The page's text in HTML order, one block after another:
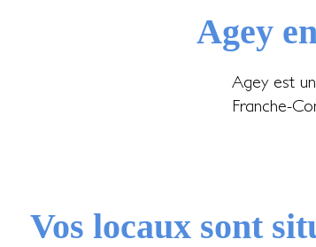
Agey
Agey est
Franche-
Vos locaux sont